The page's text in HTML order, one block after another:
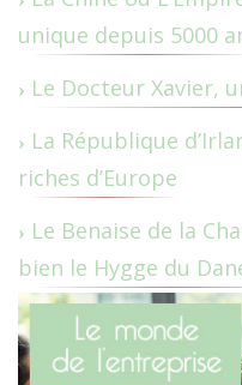
unique depuis 5000
Le Docteur Xavier,
La République
riches d’Europe
Le Benaise de la
bien le Hygge du